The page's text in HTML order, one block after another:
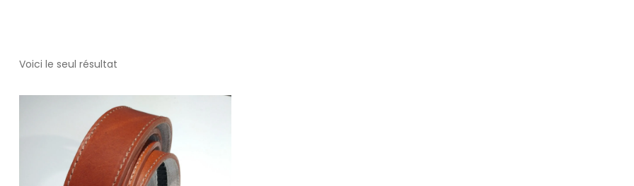
Voici le seul résultat